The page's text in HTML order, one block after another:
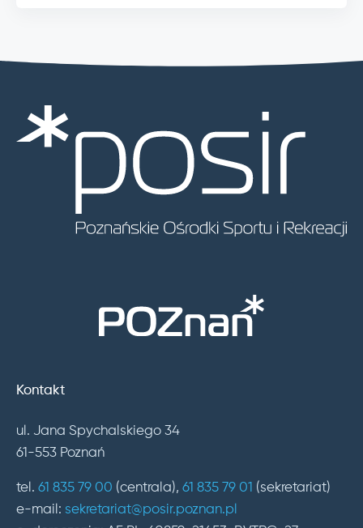
Kontakt
ul. Jana Spychalskiego 34
61-553 Poznań
tel. 61 835 79 00 (centrala), 61 835 79 01 (sekretariat)
e-mail: sekretariat@posir.poznan.pl